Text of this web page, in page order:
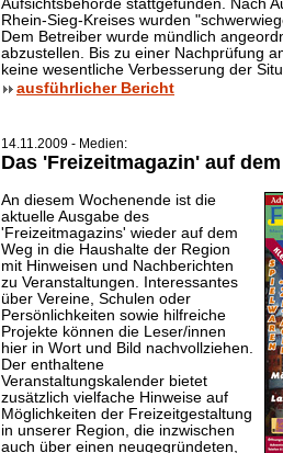
Aufsichtsbehörde stattgefunden. Nach
Rhein-Sieg-Kreises wurden
Dem Betreiber wurde mündlich
abzustellen. Bis zu einer Nachprüfung
keine wesentliche Verbesserung der
ausführlicher Bericht
14.11.2009 - Medien:
Das 'Freizeitmagazin' auf
An diesem Wochenende ist die
aktuelle Ausgabe des
'Freizeitmagazins' wieder auf dem
Weg in die Haushalte der Region
mit Hinweisen und Nachberichten
zu Veranstaltungen. Interessantes
über Vereine, Schulen oder
Persönlichkeiten sowie hilfreiche
Projekte können die Leser/innen
hier in Wort und Bild nachvollziehen.
Der enthaltene
Veranstaltungskalender bietet
zusätzlich vielfache Hinweise auf
Möglichkeiten der Freizeitgestaltung
in unserer Region, die inzwischen
auch über einen neugegründeten,